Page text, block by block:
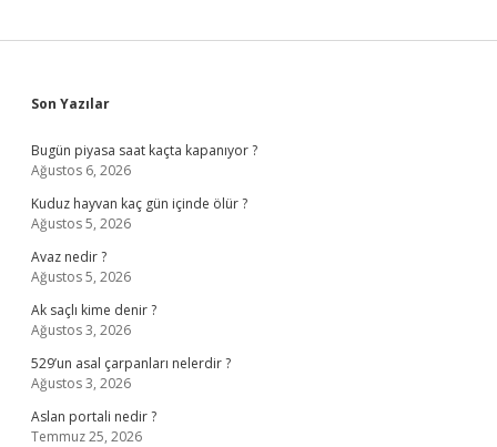
Sidebar
Son Yazılar
Bugün piyasa saat kaçta kapanıyor ?
Ağustos 6, 2026
Kuduz hayvan kaç gün içinde ölür ?
Ağustos 5, 2026
Avaz nedir ?
Ağustos 5, 2026
Ak saçlı kime denir ?
Ağustos 3, 2026
529’un asal çarpanları nelerdir ?
Ağustos 3, 2026
Aslan portali nedir ?
Temmuz 25, 2026